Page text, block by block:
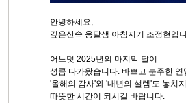
안녕하세요,
깊은산속 옹달샘 아침지기 조정현입
어느덧 2025년의 마지막 달이
성큼 다가왔습니다. 바쁘고 분주한 연
'올해의 감사'와 '내년의 설렘'도 놓치
따뜻한 시간이 되시길 바랍니다.